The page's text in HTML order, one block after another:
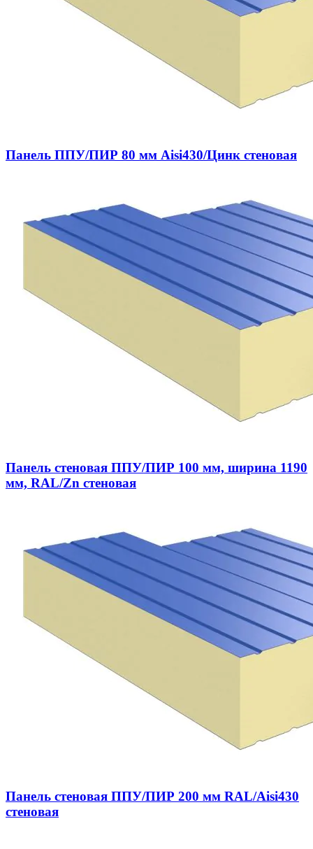
Панель ППУ/ПИР 80 мм Aisi430/Цинк стеновая
Панель стеновая ППУ/ПИР 100 мм, ширина 1190
мм, RAL/Zn стеновая
Панель стеновая ППУ/ПИР 200 мм RAL/Aisi430
стеновая